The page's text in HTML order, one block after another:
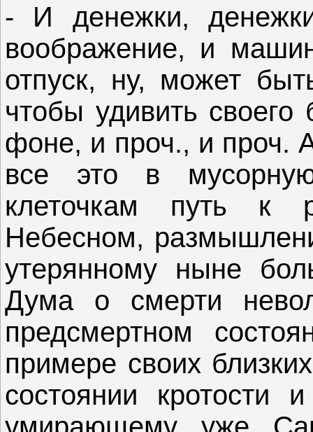
- И денежки,
воображение, и
отпуск, ну, может
чтобы удивить
фоне, и проч., и проч.
все это в
клеточкам путь к
Небесном,
утерянному ныне
Дума о смерти
предсмертном
примере своих
состоянии кротости